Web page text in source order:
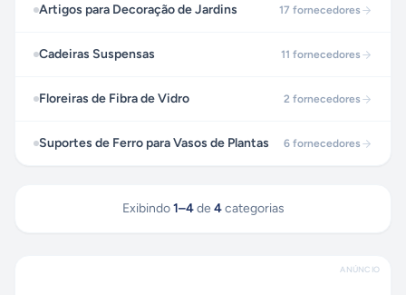
Artigos para Decoração de Jardins 17 fornecedores
Cadeiras Suspensas 11 fornecedores
Floreiras de Fibra de Vidro 2 fornecedores
Suportes de Ferro para Vasos de Plantas 6 fornecedores
Exibindo 1–4 de 4 categorias
ANÚNCIO